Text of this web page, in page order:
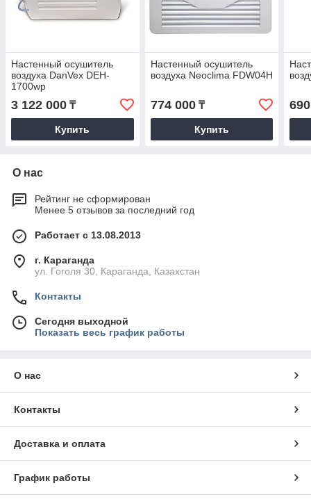
Настенный осушитель
воздуха DanVex DEH-
1700wp
3 122 000 ₸
Купить
Настенный осушитель
воздуха Neoclima FDW04H
774 000₸
Купить
О нас
Рейтинг не сформирован
Менее 5 отзывов за последний год
Работает с 13.08.2013
г. Караганда
ул. Гоголя 30, Караганда, Казахстан
Контакты
Сегодня выходной
Показать весь график работы
О нас
Контакты
Доставка и оплата
График работы